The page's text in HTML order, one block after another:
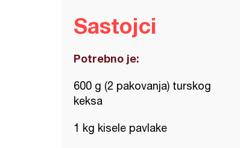
Sastojci
Potrebno je:
600 g (2 pakovanja) turskog
keksa
1 kg kisele pavlake